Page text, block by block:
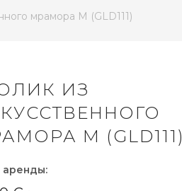
мрамора M (GLD111)
ИЗ
M (GLD111)
аренды: